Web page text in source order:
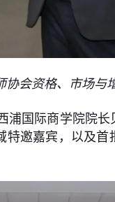
协会资格、市场与
国际商学院院
邀嘉宾，以及